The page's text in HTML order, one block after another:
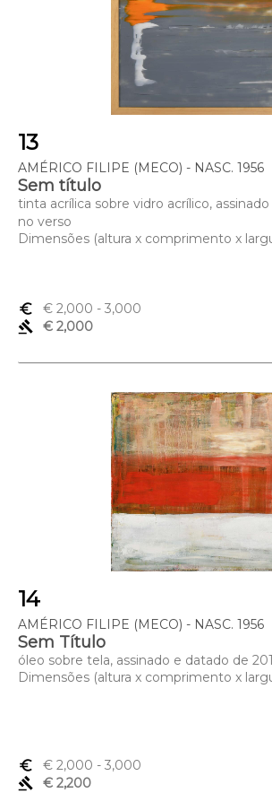
13
AMÉRICO FILIPE (MECO) - NASC. 1956
Sem título
tinta acrílica sobre vidro acrílico,
no verso
Dimensões (altura x comprimento x
euro_symbol € 2,000 - 3,000
gavel
€ 2,000
14
AMÉRICO FILIPE (MECO) - NASC. 1956
Sem Título
óleo sobre tela, assinado e datado de
Dimensões (altura x comprimento x
euro_symbol € 2,000 - 3,000
gavel
€ 2,200